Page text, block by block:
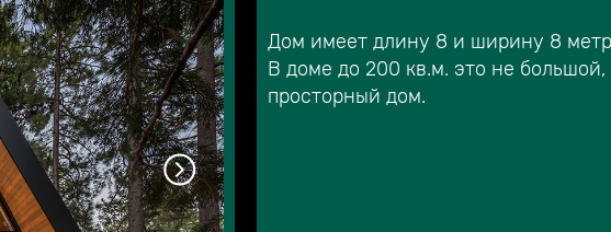
Дом имеет длину 8 и ширину 8
В доме до 200 кв.м. это не большой,
просторный дом.